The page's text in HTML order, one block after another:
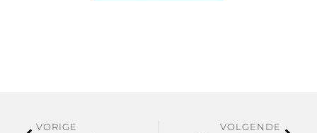
VORIGE VOLGENDE